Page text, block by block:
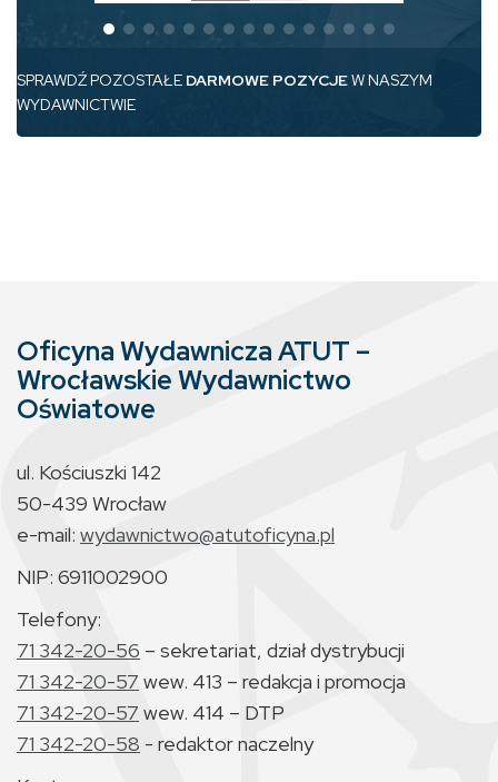
SPRAWDŹ POZOSTAŁE DARMOWE POZYCJEW NASZYM
WYDAWNICTWIE
Oficyna Wydawnicza ATUT –
Wrocławskie Wydawnictwo
Oświatowe
ul. Kościuszki 142
50-439 Wrocław
e-mail: wydawnictwo@atutoficyna.pl
NIP: 6911002900
Telefony:
71 342-20-56 – sekretariat, dział dystrybucji
71 342-20-57 wew. 413 – redakcja i promocja
71 342-20-57 wew. 414 – DTP
71 342-20-58 - redaktor naczelny